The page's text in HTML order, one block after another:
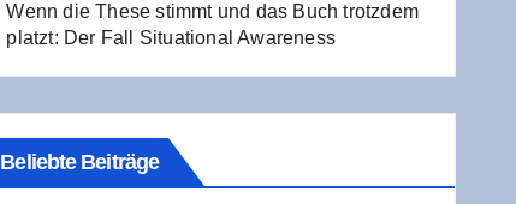
Wenn die The­se stimmt und das Buch trotz­dem
platzt: Der Fall Situa­tio­nal Awareness
Beliebte Beiträge